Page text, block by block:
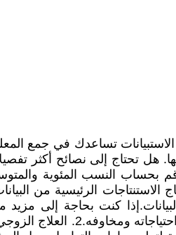
الاستبيانات تساعدك في جمع
هل تحتاج إلى نصائح أكثر
قم بحساب النسب المئوية
الاستنتاجات الرئيسية من